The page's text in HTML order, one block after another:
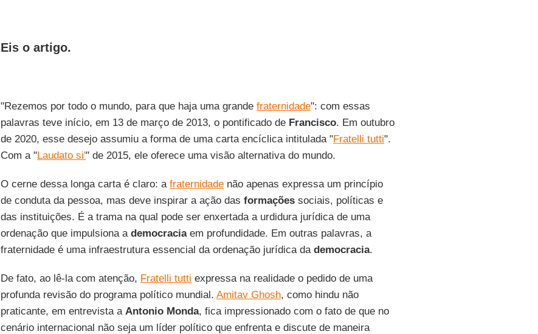
Eis o artigo.
"Rezemos por todo o mundo, para que haja uma grande fraternidade": com essas
palavras teve início, em 13 de março de 2013, o pontificado de Francisco. Em outubro
de 2020, esse desejo assumiu a forma de uma carta encíclica intitulada "Fratelli tutti".
Com a "Laudato si'" de 2015, ele oferece uma visão alternativa do mundo.
O cerne dessa longa carta é claro: a fraternidadenão apenas expressa um princípio
de conduta da pessoa, mas deve inspirar a ação das formaçõessociais, políticas e
das instituições. É a trama na qual pode ser enxertada a urdidura jurídica de uma
ordenação que impulsiona a democraciaem profundidade. Em outras palavras, a
fraternidade é uma infraestrutura essencial da ordenação jurídica da democracia.
De fato, ao lê-la com atenção, Fratelli tutti expressa na realidade o pedido de uma
profunda revisão do programa político mundial. Amitav Ghosh, como hindu não
praticante, em entrevista a Antonio Monda, fica impressionado com o fato de que no
cenário internacional não seja um líder político que enfrenta e discute de maneira